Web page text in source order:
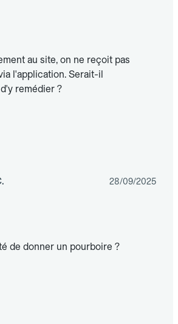
au site, on ne reçoit pas
l'application. Serait-il
remédier ?
28/09/2025
de donner un pourboire ?